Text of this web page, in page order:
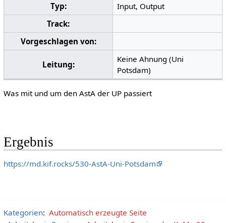
Typ:
Input, Output
Track:
Vorgeschlagen von:
Leitung:
Keine Ahnung (Uni
Potsdam)
Was mit und um den AstA der UP passiert
Ergebnis
https://md.kif.rocks/530-AstA-Uni-Potsdam
Kategorien: Automatisch erzeugte Seite